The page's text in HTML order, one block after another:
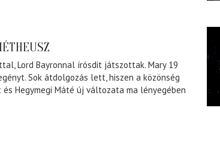
Lord Bayronnal írósdit játszottak. Mary 19
Sok átdolgozás lett, hiszen a közönség
Hegymegi Máté új változata ma lényegében